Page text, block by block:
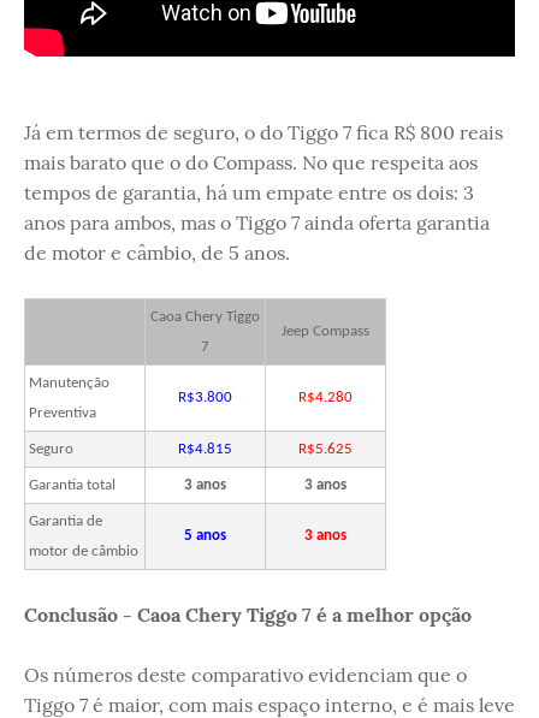
Já em termos de seguro, o do Tiggo 7 fica R$ 800 reais
mais barato que o do Compass. No que respeita aos
tempos de garantia, há um empate entre os dois: 3
anos para ambos, mas o Tiggo 7 ainda oferta garantia
de motor e câmbio, de 5 anos.
Caoa Chery Tiggo
7
Jeep Compass
Manutenção
Preventiva
R$3.800 R$4.280
Seguro R$4.815 R$5.625
Garantia total 3 anos 3 anos
Garantia de
motor de câmbio
5 anos 3 anos
Conclusão - Caoa Chery Tiggo 7 é a melhor opção
Os números deste comparativo evidenciam que o
Tiggo 7 é maior, com mais espaço interno, e é mais leve